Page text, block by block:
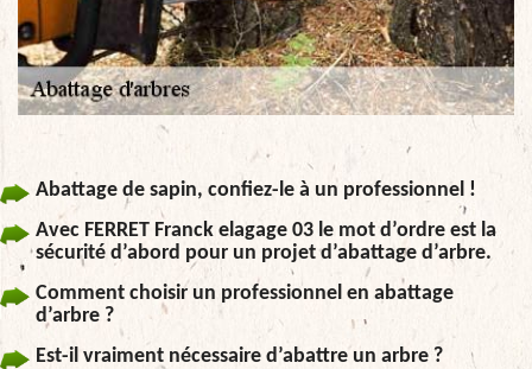
Abattage de sapin, confiez-le à un professionnel !
Avec FERRET Franck elagage 03 le mot d’ordre est la
sécurité d’abord pour un projet d’abattage d’arbre.
Comment choisir un professionnel en abattage
d’arbre ?
Est-il vraiment nécessaire d’abattre un arbre ?